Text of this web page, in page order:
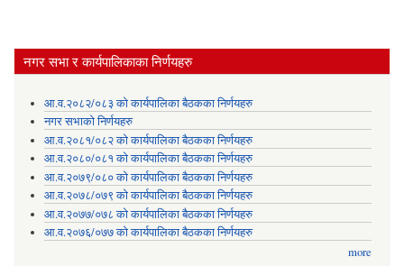
नगर सभा र कार्यपालिकाका निर्णयहरु
आ.व.२०८२/०८३ को कार्यपालिका बैठकका निर्णयहरु
नगर सभाको निर्णयहरु
आ.व.२०८१/०८२ को कार्यपालिका बैठकका निर्णयहरु
आ.व.२०८०/०८१ को कार्यपालिका बैठकका निर्णयहरु
आ.व.२०७९/०८० को कार्यपालिका बैठकका निर्णयहरु
आ.व.२०७८/०७९ को कार्यपालिका बैठकका निर्णयहरु
आ.व.२०७७/०७८ को कार्यपालिका बैठकका निर्णयहरु
आ.व.२०७६/०७७ को कार्यपालिका बैठकका निर्णयहरु
more